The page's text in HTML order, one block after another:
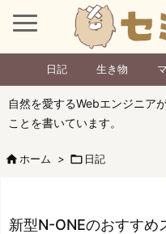
日記 生き物
自然を愛するWebエンジニア
ことを書いています。
ホーム >  日記
新型N-ONEのおすすめ